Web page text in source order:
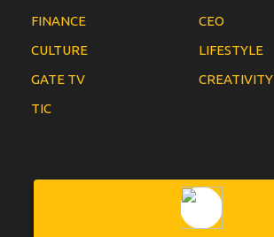
FINANCE
CEO
CULTURE
LIFESTYLE
GATE TV
CREATIVITY
TIC